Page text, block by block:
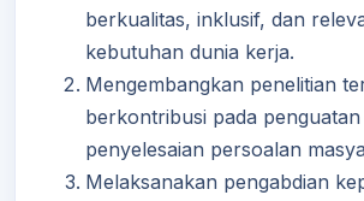
berkualitas, inklusif, dan
kebutuhan dunia kerja.
Mengembangkan penelitian
berkontribusi pada
penyelesaian persoalan
Melaksanakan pengabdian